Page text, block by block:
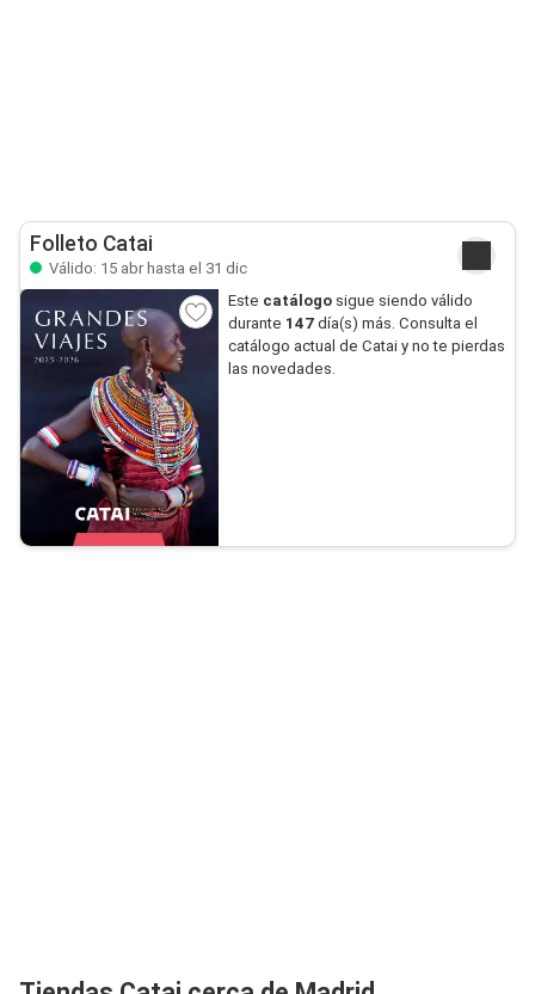
Folleto Catai
Válido: 15 abr hasta el 31 dic
Este catálogosigue siendo válido
durante 147día(s) más. Consulta el
catálogo actual de Catai y no te pierdas
las novedades.